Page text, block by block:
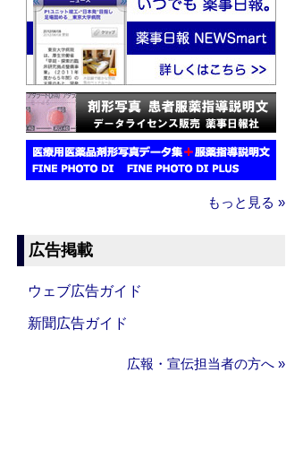
もっと見る »
広告掲載
ウェブ広告ガイド
新聞広告ガイド
広報・宣伝担当者の方へ »